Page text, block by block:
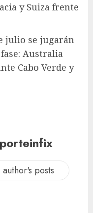
y Suiza frente
julio se jugarán
Australia
Cabo Verde y
author's posts